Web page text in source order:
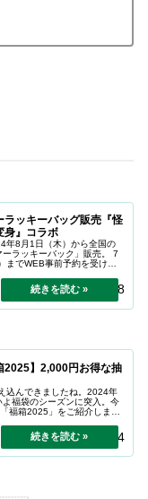
ラッキーバッグ販売『怪
身』コラボ
年8月1日（木）から全国の
ラッキーバック」販売。 7
までWEB事前予約を受け付
2024.11.28
2025】2,000円お得な抽
込んできましたね。2024年
福袋のシーズンに突入。今
福箱2025」をご紹介しま
2024.11.24